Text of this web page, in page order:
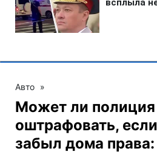
Авто »
Может ли полиция
оштрафовать,
забыл дома права: